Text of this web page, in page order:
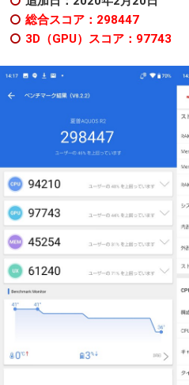
総合スコア：298447
3D（GPU）スコア：97743